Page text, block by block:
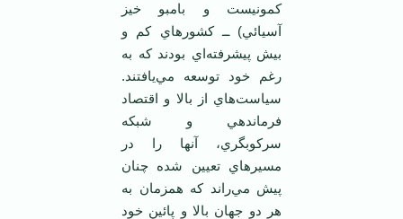
کمونيست و بامبو خيز
آسيائي) ــ کشورهاي کم و
بيش پيشرفته‌اي بودند که به
رغم خود توسعه مي‌يافتند.
سياست‌هاي از بالا و اقتصاد
فرماندهي و شبکه
سرکوبگري، آنها را در
مسيرهاي تعيين شده چنان
پيش مي‌راند که همزمان به
هر دو جهان بالا و پائين خود